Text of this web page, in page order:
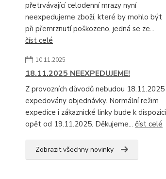
přetrvávající celodenní mrazy nyní
neexpedujeme zboží, které by mohlo být
při přemrznutí poškozeno, jedná se ze...
číst celé
10.11.2025
18.11.2025 NEEXPEDUJEME!
Z provozních důvodů nebudou 18.11.2025
expedovány objednávky. Normální režim
expedice i zákaznické linky bude k dispozici
opět od 19.11.2025. Děkujeme... číst celé
Zobrazit všechny novinky